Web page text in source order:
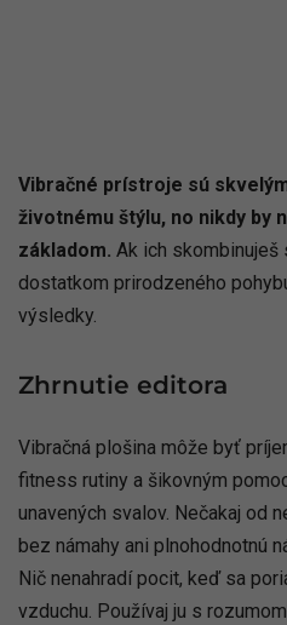
Vibračné prístroje sú
životnému štýlu, no nikdy by
základom. Ak ich skombinuješ
dostatkom prirodzeného
výsledky.
Zhrnutie editora
Vibračná plošina môže byť
fitness rutiny a šikovným
unavených svalov. Nečakaj od
bez námahy ani plnohodnotnú
Nič nenahradí pocit, keď sa
vzduchu. Používaj ju s